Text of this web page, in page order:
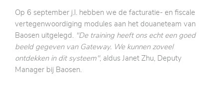
Op 6 september j.l. hebben we de facturatie- en fiscale
vertegenwoordiging modules aan het douaneteam van
Baosen uitgelegd. "De training heeft ons echt een goed
beeld gegeven van Gateway. We kunnen zoveel
ontdekken in dit systeem", aldus Janet Zhu, Deputy
Manager bij Baosen.